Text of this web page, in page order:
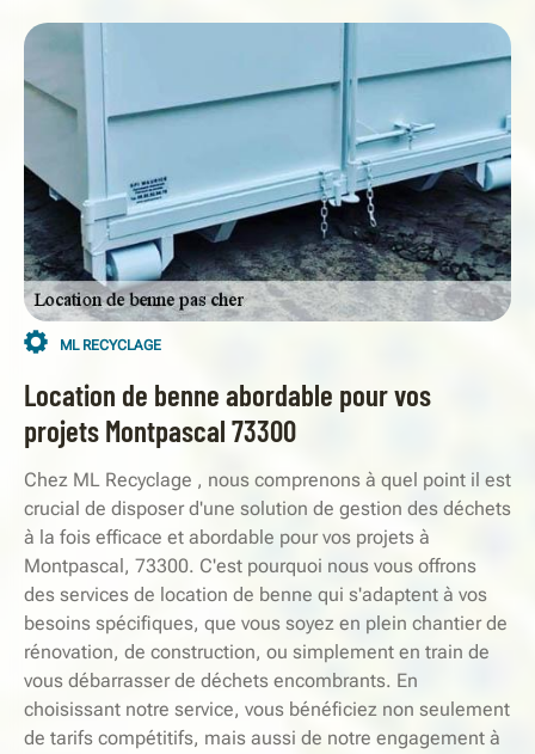
ML RECYCLAGE
Location de benne abordable pour vos
projets Montpascal 73300
Chez ML Recyclage , nous comprenons à quel point il est
crucial de disposer d'une solution de gestion des déchets
à la fois efficace et abordable pour vos projets à
Montpascal, 73300. C'est pourquoi nous vous offrons
des services de location de benne qui s'adaptent à vos
besoins spécifiques, que vous soyez en plein chantier de
rénovation, de construction, ou simplement en train de
vous débarrasser de déchets encombrants. En
choisissant notre service, vous bénéficiez non seulement
de tarifs compétitifs, mais aussi de notre engagement à